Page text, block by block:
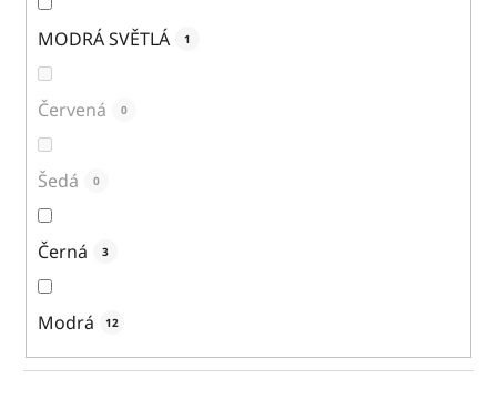
MODRÁ SVĚTLÁ 1
Červená 0
Šedá 0
Černá 3
Modrá 12